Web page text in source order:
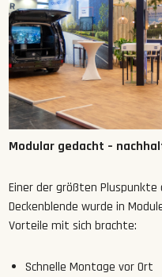
Modular gedacht –
Einer der größten
Deckenblende wurde in
Vorteile mit sich brachte:
Schnelle Montage vor Ort